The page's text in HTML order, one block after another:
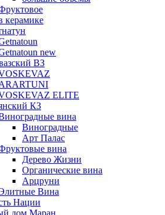
керамике
new
ВЗ
ELITE
КЗ
вина
Виноградные
Арт Палас
вина
Дерево Жизни
Органические вина
Арцруни
Вина
Нации
дом Маран